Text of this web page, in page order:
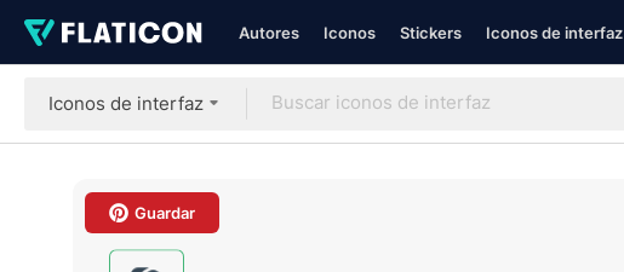
Autores Iconos Stickers Iconos de interfaz
Iconos de interfaz
Guardar